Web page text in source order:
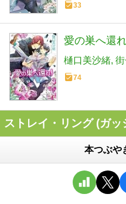
33
愛の巣へ還
樋口美沙緒
74
ストレイ・リング (ガ
本つぶや